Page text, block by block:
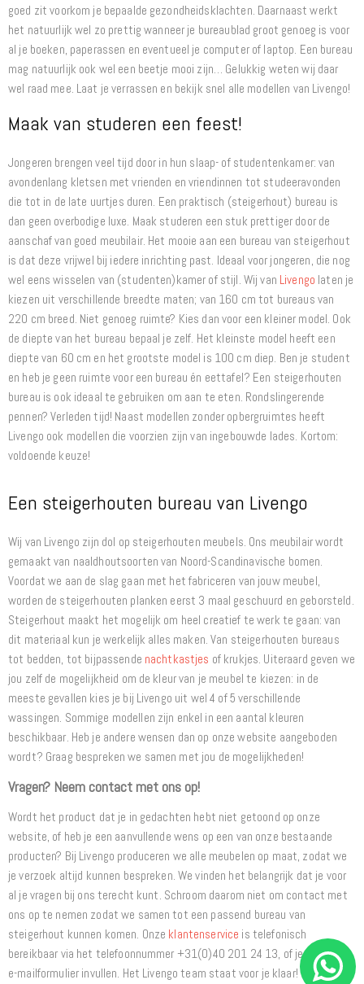
goed zit voorkom je bepaalde gezondheidsklachten. Daarnaast werkt
het natuurlijk wel zo prettig wanneer je bureaublad groot genoeg is voor
al je boeken, paperassen en eventueel je computer of laptop. Een bureau
mag natuurlijk ook wel een beetje mooi zijn… Gelukkig weten wij daar
wel raad mee. Laat je verrassen en bekijk snel alle modellen van Livengo!
Maak van studeren een feest!
Jongeren brengen veel tijd door in hun slaap- of studentenkamer: van
avondenlang kletsen met vrienden en vriendinnen tot studeeravonden
die tot in de late uurtjes duren. Een praktisch (steigerhout) bureau is
dan geen overbodige luxe. Maak studeren een stuk prettiger door de
aanschaf van goed meubilair. Het mooie aan een bureau van steigerhout
is dat deze vrijwel bij iedere inrichting past. Ideaal voor jongeren, die nog
wel eens wisselen van (studenten)kamer of stijl. Wij van Livengo laten je
kiezen uit verschillende breedte maten; van 160 cm tot bureaus van
220 cm breed. Niet genoeg ruimte? Kies dan voor een kleiner model. Ook
de diepte van het bureau bepaal je zelf. Het kleinste model heeft een
diepte van 60 cm en het grootste model is 100 cm diep. Ben je student
en heb je geen ruimte voor een bureau én eettafel? Een steigerhouten
bureau is ook ideaal te gebruiken om aan te eten. Rondslingerende
pennen? Verleden tijd! Naast modellen zonder opbergruimtes heeft
Livengo ook modellen die voorzien zijn van ingebouwde lades. Kortom:
voldoende keuze!
Een steigerhouten bureau van Livengo
Wij van Livengo zijn dol op steigerhouten meubels. Ons meubilair wordt
gemaakt van naaldhoutsoorten van Noord-Scandinavische bomen.
Voordat we aan de slag gaan met het fabriceren van jouw meubel,
worden de steigerhouten planken eerst 3 maal geschuurd en geborsteld.
Steigerhout maakt het mogelijk om heel creatief te werk te gaan: van
dit materiaal kun je werkelijk alles maken. Van steigerhouten bureaus
tot bedden, tot bijpassende nachtkastjes of krukjes. Uiteraard geven we
jou zelf de mogelijkheid om de kleur van je meubel te kiezen: in de
meeste gevallen kies je bij Livengo uit wel 4 of 5 verschillende
wassingen. Sommige modellen zijn enkel in een aantal kleuren
beschikbaar. Heb je andere wensen dan op onze website aangeboden
wordt? Graag bespreken we samen met jou de mogelijkheden!
Vragen? Neem contact met ons op!
Wordt het product dat je in gedachten hebt niet getoond op onze
website, of heb je een aanvullende wens op een van onze bestaande
producten? Bij Livengo produceren we alle meubelen op maat, zodat we
je verzoek altijd kunnen bespreken. We vinden het belangrijk dat je voor
al je vragen bij ons terecht kunt. Schroom daarom niet om contact met
ons op te nemen zodat we samen tot een passend bureau van
steigerhout kunnen komen. Onze klantenservice is telefonisch
bereikbaar via het telefoonnummer +31(0)40 201 24 13, of je kunt ons
e-mailformulier invullen. Het Livengo team staat voor je klaar!